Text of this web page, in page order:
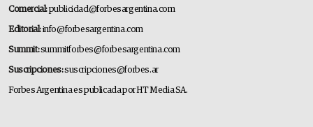
Comercial:publicidad@forbesargentina.com
Editorial:info@forbesargentina.com
Summit:summitforbes@forbesargentina.com
Suscripciones:suscripciones@forbes.ar
Forbes Argentina es publicada por HT Media SA.